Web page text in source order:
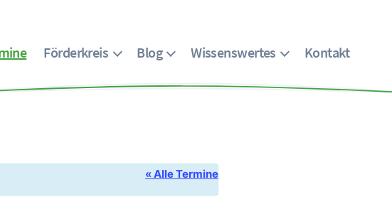
Förderkreis Blog Wissenswertes Kontakt
« Alle Termine